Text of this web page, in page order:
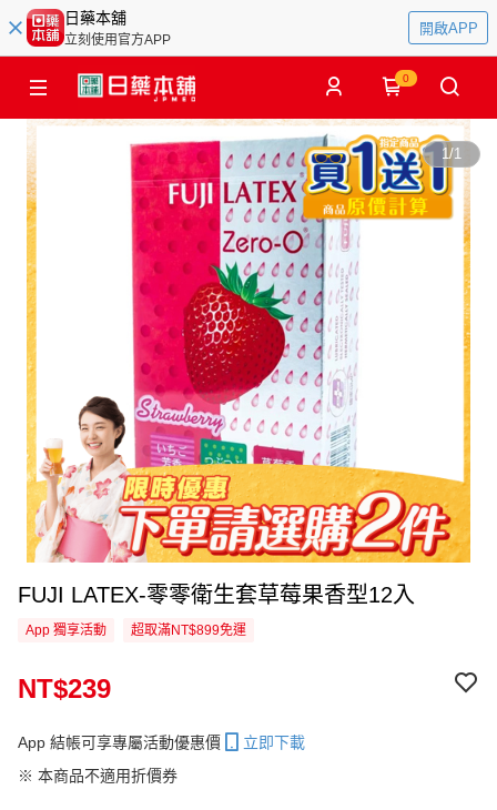
日藥本舖
立刻使用官方APP
開啟APP
0
1/1
FUJI LATEX-零零衛生套草莓果香型12入
App 獨享活動 超取滿NT$899免運
NT$239
App 結帳可享專屬活動優惠價
立即下載
※ 本商品不適用折價券